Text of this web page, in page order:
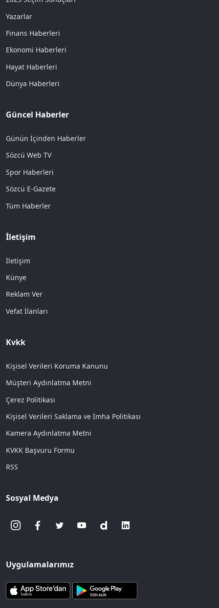
Yazarlar
Finans Haberleri
Ekonomi Haberleri
Hayat Haberleri
Dünya Haberleri
Güncel Haberler
Günün İçinden Haberler
Sözcü Web TV
Spor Haberleri
Sözcü E-Gazete
Tüm Haberler
İletişim
İletişim
Künye
Reklam Ver
Vefat İlanları
Kvkk
Kişisel Verileri Koruma Kanunu
Müşteri Aydınlatma Metni
Çerez Politikası
Kişisel Verileri Saklama ve İmha Politikası
Kamera Aydınlatma Metni
KVKK Başvuru Formu
RSS
Sosyal Medya
Uygulamalarımız